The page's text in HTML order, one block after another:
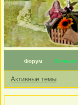
Форум Личные
Активные темы